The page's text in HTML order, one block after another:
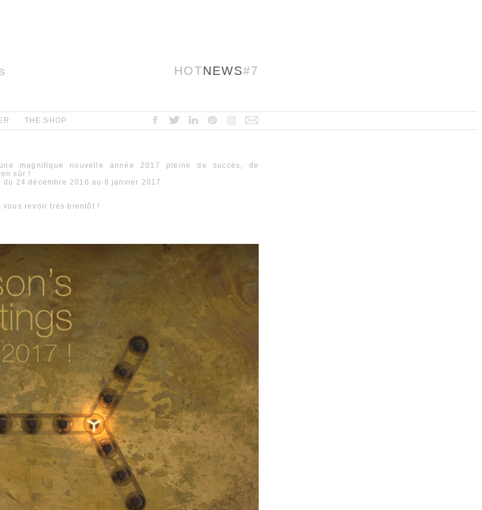
HOTNEWS#7
THE SHOP
magnifique nouvelle année 2017 pleine de succès, de
sûr !
du 24 décembre 2016 au 8 janvier 2017.
vous revoir très bientôt !